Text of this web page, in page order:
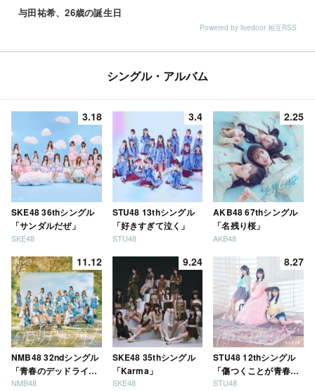
与田祐希、26歳の誕生日
Powered by livedoor 相互RSS
シングル・アルバム
3.18
SKE48 36thシングル
「サンダルだぜ」
SKE48
3.4
STU48 13thシングル
「好きすぎて泣く」
STU48
2.25
AKB48 67thシングル
「名残り桜」
AKB48
11.12
NMB48 32ndシングル
「青春のデッドライ
ン」
NMB48
9.24
SKE48 35thシングル
「Karma」
SKE48
8.27
STU48 12thシングル
「傷つくことが青春
だ」
STU48